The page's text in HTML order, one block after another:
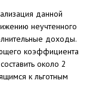
данной
неучтенного
доходы.
коэффициента
около 2
к льготным